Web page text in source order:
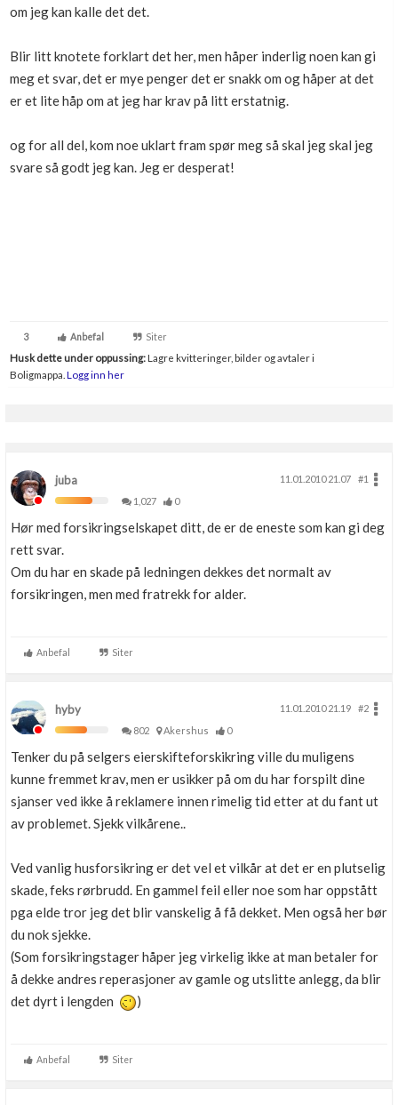
om jeg kan kalle det det.
Blir litt knotete forklart det her, men håper inderlig noen kan gi
meg et svar, det er mye penger det er snakk om og håper at det
er et lite håp om at jeg har krav på litt erstatnig.
og for all del, kom noe uklart fram spør meg så skal jeg skal jeg
svare så godt jeg kan. Jeg er desperat!
3 Anbefal Siter
Husk dette under oppussing:Lagre kvitteringer, bilder og avtaler i
Boligmappa. Logg inn her
juba 11.01.2010 21.07
#1
1,027
0
Hør med forsikringselskapet ditt, de er de eneste som kan gi deg
rett svar.
Om du har en skade på ledningen dekkes det normalt av
forsikringen, men med fratrekk for alder.
Anbefal Siter
hyby 11.01.2010 21.19
#2
802
Akershus 0
Tenker du på selgers eierskifteforskikring ville du muligens
kunne fremmet krav, men er usikker på om du har forspilt dine
sjanser ved ikke å reklamere innen rimelig tid etter at du fant ut
av problemet. Sjekk vilkårene..
Ved vanlig husforsikring er det vel et vilkår at det er en plutselig
skade, feks rørbrudd. En gammel feil eller noe som har oppstått
pga elde tror jeg det blir vanskelig å få dekket. Men også her bør
du nok sjekke.
(Som forsikringstager håper jeg virkelig ikke at man betaler for
å dekke andres reperasjoner av gamle og utslitte anlegg, da blir
det dyrt i lengden
)
Anbefal Siter